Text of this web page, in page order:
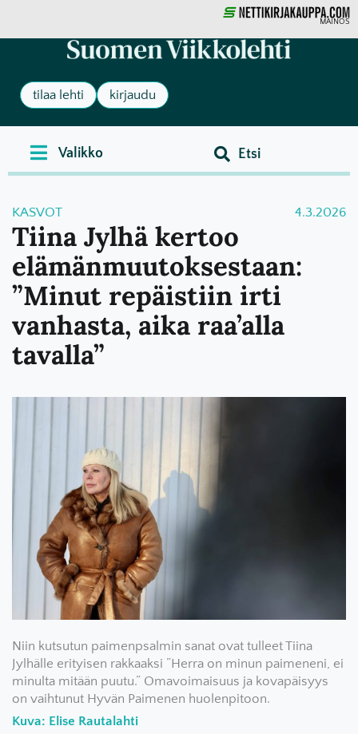
MAINOS
tilaa lehti kirjaudu
KASVOT 4.3.2026
Tiina Jylhä kertoo
elämänmuutoksestaan:
”Minut repäistiin irti
vanhasta, aika raa’alla
tavalla”
Niin kutsutun paimenpsalmin sanat ovat tulleet Tiina
Jylhälle erityisen rakkaaksi ”Herra on minun paimeneni, ei
minulta mitään puutu.” Omavoimaisuus ja kovapäisyys
on vaihtunut Hyvän Paimenen huolenpitoon.
Kuva: Elise Rautalahti